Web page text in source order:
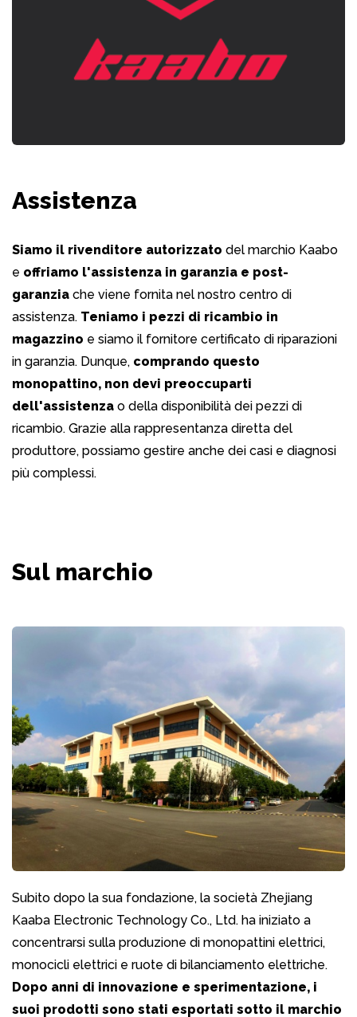
Assistenza
Siamo il rivenditore autorizzato del marchio Kaabo
e offriamo l'assistenza in garanzia e post-
garanzia che viene fornita nel nostro centro di
assistenza. Teniamo i pezzi di ricambio in
magazzino e siamo il fornitore certificato di riparazioni
in garanzia. Dunque, comprando questo
monopattino, non devi preoccuparti
dell'assistenza o della disponibilità dei pezzi di
ricambio. Grazie alla rappresentanza diretta del
produttore, possiamo gestire anche dei casi e diagnosi
più complessi.
Sul marchio
Subito dopo la sua fondazione, la società Zhejiang
Kaaba Electronic Technology Co., Ltd. ha iniziato a
concentrarsi sulla produzione di monopattini elettrici,
monocicli elettrici e ruote di bilanciamento elettriche.
Dopo anni di innovazione e sperimentazione, i
suoi prodotti sono stati esportati sotto il marchio